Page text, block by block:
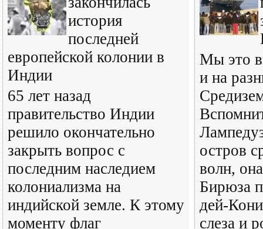
история
последней
европейской колонии в
Индии
65 лет назад
правительство Индии
решило окончательно
закрыть вопрос с
последним наследием
колониализма на
индийской земле. К этому
моменту флаг
Мы это
и на
остров
волн,
Бирюза
дей-
слеза и